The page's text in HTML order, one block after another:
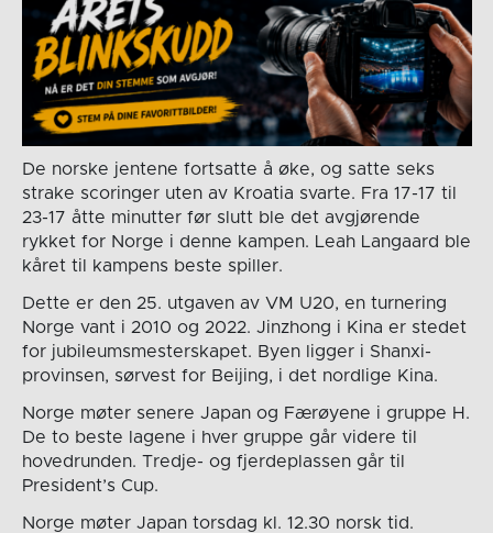
De norske jentene fortsatte å øke, og satte seks
strake scoringer uten av Kroatia svarte. Fra 17-17 til
23-17 åtte minutter før slutt ble det avgjørende
rykket for Norge i denne kampen. Leah Langaard ble
kåret til kampens beste spiller.
Dette er den 25. utgaven av VM U20, en turnering
Norge vant i 2010 og 2022. Jinzhong i Kina er stedet
for jubileumsmesterskapet. Byen ligger i Shanxi-
provinsen, sørvest for Beijing, i det nordlige Kina.
Norge møter senere Japan og Færøyene i gruppe H.
De to beste lagene i hver gruppe går videre til
hovedrunden. Tredje- og fjerdeplassen går til
President’s Cup.
Norge møter Japan torsdag kl. 12.30 norsk tid.